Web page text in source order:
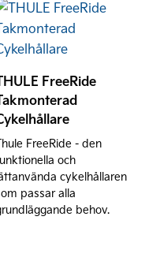
FreeRide
FreeRide - den
och
cykelhållaren
passar alla
behov.